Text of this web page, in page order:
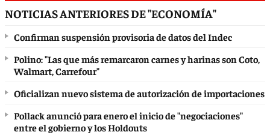
NOTICIAS ANTERIORES DE "ECONOMÍA"
Confirman suspensión provisoria de datos del Indec
Polino: "Las que más remarcaron carnes y harinas son Coto,
Walmart, Carrefour"
Oficializan nuevo sistema de autorización de importaciones
Pollack anunció para enero el inicio de "negociaciones"
entre el gobierno y los Holdouts